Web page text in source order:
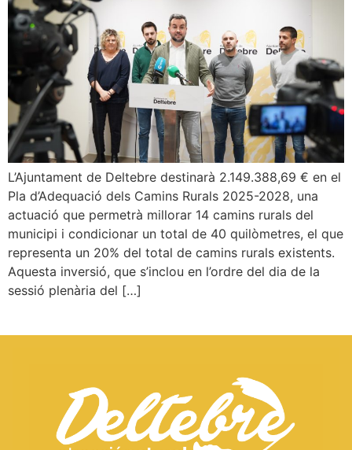
L’Ajuntament de Deltebre destinarà 2.149.388,69 € en el
Pla d’Adequació dels Camins Rurals 2025-2028, una
actuació que permetrà millorar 14 camins rurals del
municipi i condicionar un total de 40 quilòmetres, el que
representa un 20% del total de camins rurals existents.
Aquesta inversió, que s’inclou en l’ordre del dia de la
sessió plenària del […]